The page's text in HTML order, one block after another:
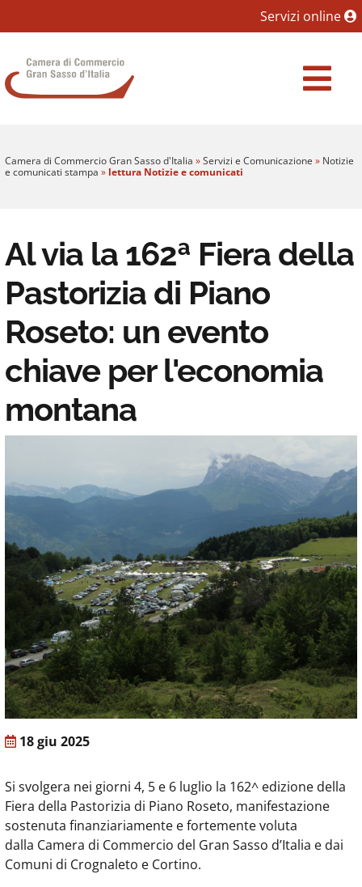
Vai al Contenuto principale della pagina
Servizi online
Camera di Commercio Gran Sasso d'Italia
Camera di Commercio Gran Sasso d'Italia »Servizi e Comunicazione » Notizie
e comunicati stampa » lettura Notizie e comunicati
Al via la 162ª Fiera della
Pastorizia di Piano
Roseto: un evento
chiave per l'economia
montana
18 giu 2025
Si svolgera nei giorni 4, 5 e 6 luglio la 162^ edizione della
Fiera della Pastorizia di Piano Roseto, manifestazione
sostenuta finanziariamente e fortemente voluta
dalla Camera di Commercio del Gran Sasso d’Italia e dai
Comuni di Crognaleto e Cortino.